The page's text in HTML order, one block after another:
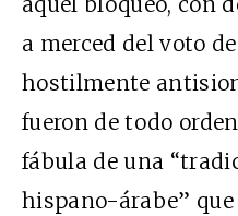
a merced del voto
hostilmente
fueron de todo
fábula de una
hispano-árabe”